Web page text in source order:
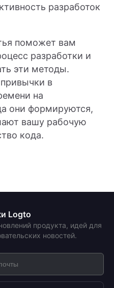
разработок
поможет вам
разработки и
эти методы.
в
на
они формируются,
вашу рабочую
кода.
Logto
продукта, идей для
новостей.